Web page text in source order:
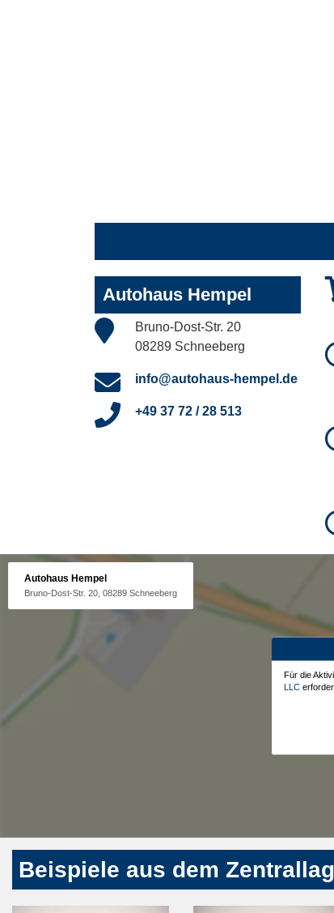
Autohaus Hempel
Bruno-Dost-Str. 20
08289 Schneeberg
info@autohaus-hempel.de
+49 37 72 / 28 513
Autohaus Hempel
Bruno-Dost-Str. 20, 08289 Schneeberg
Für die
LLC
Beispiele aus dem